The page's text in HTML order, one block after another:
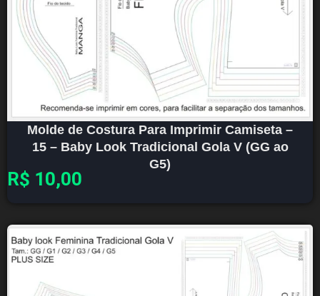
Molde de Costura Para Imprimir Camiseta –
15 – Baby Look Tradicional Gola V (GG ao
G5)
R$ 10,00